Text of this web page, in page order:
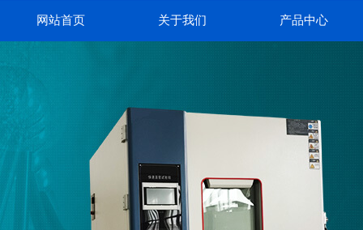
网站首页 关于我们 产品中心